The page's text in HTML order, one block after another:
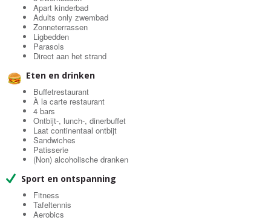
Apart kinderbad
Adults only zwembad
Zonneterrassen
Ligbedden
Parasols
Direct aan het strand
Eten en drinken
Buffetrestaurant
À la carte restaurant
4 bars
Ontbijt-, lunch-, dinerbuffet
Laat continentaal ontbijt
Sandwiches
Patisserie
(Non) alcoholische dranken
Sport en ontspanning
Fitness
Tafeltennis
Aerobics